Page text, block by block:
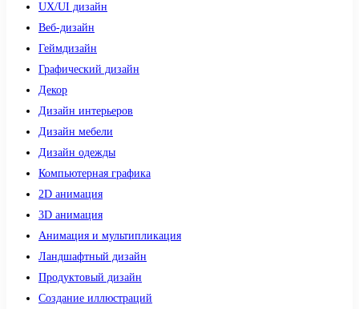
UX/UI дизайн
Веб-дизайн
Геймдизайн
Графический дизайн
Декор
Дизайн интерьеров
Дизайн мебели
Дизайн одежды
Компьютерная графика
2D анимация
3D анимация
Анимация и мультипликация
Ландшафтный дизайн
Продуктовый дизайн
Создание иллюстраций